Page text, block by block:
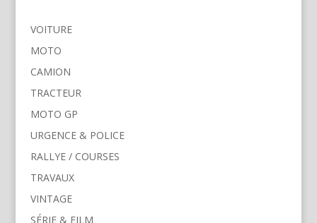
VOITURE
MOTO
CAMION
TRACTEUR
MOTO GP
URGENCE & POLICE
RALLYE / COURSES
TRAVAUX
VINTAGE
SÉRIE & FILM